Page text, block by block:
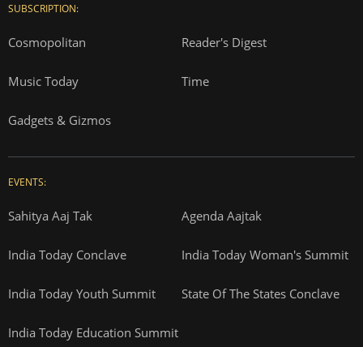
SUBSCRIPTION:
Cosmopolitan Reader's Digest
Music Today Time
Gadgets & Gizmos
EVENTS:
Sahitya Aaj Tak Agenda Aajtak
India Today Conclave India Today Woman's Summit
India Today Youth Summit State Of The States Conclave
India Today Education Summit